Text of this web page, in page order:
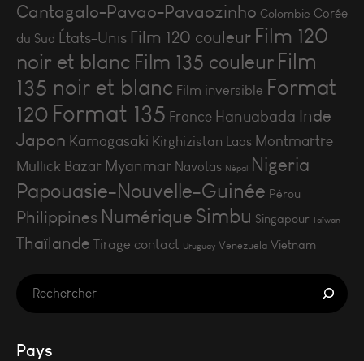
Cantagalo-Pavao-Pavaozinho Colombie Corée
du Sud États-Unis Film 120 couleur Film 120
noir et blanc Film 135 couleurFilm
135 noir et blanc Film inversible Format
120 Format 135 France Hanuabada Inde
Japon Kamagasaki Kirghizistan Laos Montmartre
Mullick Bazar Myanmar Navotas Népal Nigeria
Papouasie-Nouvelle-Guinée Pérou
Philippines Numérique Simbu Singapour Taïwan
Thaïlande Tirage contact Uruguay Venezuela Vietnam
Pays